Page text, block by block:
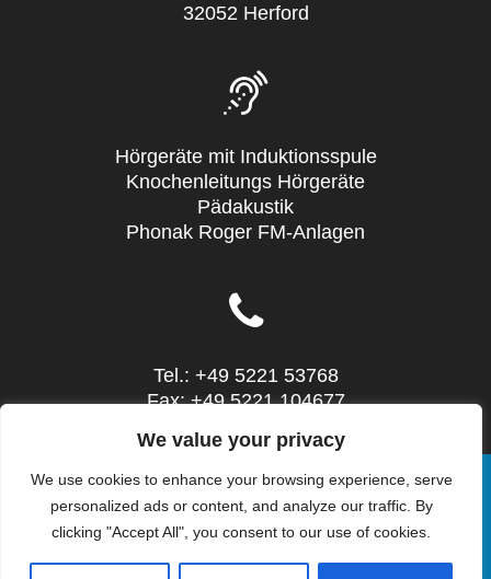
We value your privacy
We use cookies to enhance your browsing experience, serve
personalized ads or content, and analyze our traffic. By
clicking "Accept All", you consent to our use of cookies.
32052 Herford
Hörgeräte mit Induktionsspule
Knochenleitungs Hörgeräte
Pädakustik
Phonak Roger FM-Anlagen
Tel.: +49 5221 53768
Fax: +49 5221 104677